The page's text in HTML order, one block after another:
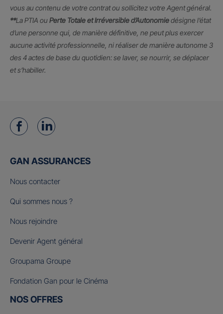
vous au contenu de votre contrat ou sollicitez votre Agent général.
**La PTIA ou Perte Totale et Irréversible d’Autonomiedésigne l’état
d’une personne qui, de manière définitive, ne peut plus exercer
aucune activité professionnelle, ni réaliser de manière autonome 3
des 4 actes de base du quotidien: se laver, se nourrir, se déplacer
et s’habiller.
GAN ASSURANCES
Nous contacter
Qui sommes nous ?
Nous rejoindre
Devenir Agent général
Groupama Groupe
Fondation Gan pour le Cinéma
NOS OFFRES